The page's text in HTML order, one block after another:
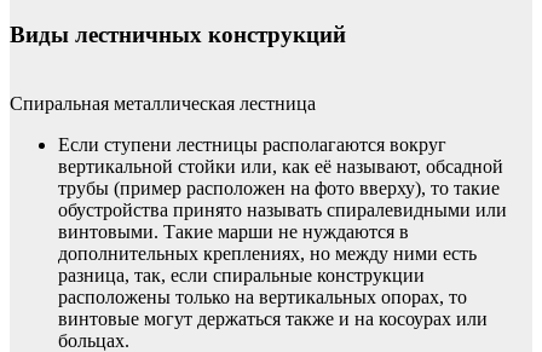
Виды лестничных конструкций
Спиральная металлическая лестница
Если ступени лестницы располагаются вокруг
вертикальной стойки или, как её называют, обсадной
трубы (пример расположен на фото вверху), то такие
обустройства принято называть спиралевидными или
винтовыми. Такие марши не нуждаются в
дополнительных креплениях, но между ними есть
разница, так, если спиральные конструкции
расположены только на вертикальных опорах, то
винтовые могут держаться также и на косоурах или
больцах.